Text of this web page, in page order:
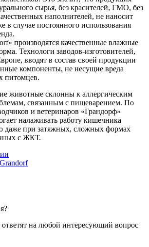
сырья, без красителей, ГМО, без
наполнителей, не наносит
в случае постоянного использования
производятся качественные влажные
Технологи заводов-изготовителей,
вводят в состав своей продукции
компоненты, не несущие вреда
питомцев.
животные склонны к аллергическим
связанным с пищеварением. По
и ветеринаров «Грандорф»
налаживать работу кишечника
даже при затяжных, сложных формах
с ЖКТ.
на любой интересующий вопрос